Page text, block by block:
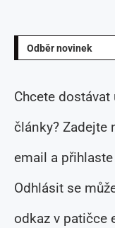
Odběr novinek
Chcete
články? Zadejte
email a
Odhlásit se
odkaz v patičce